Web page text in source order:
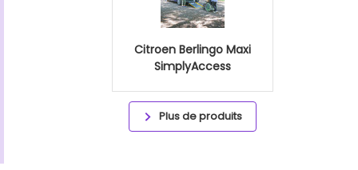
Citroen Berlingo Maxi
SimplyAccess
Plus de produits